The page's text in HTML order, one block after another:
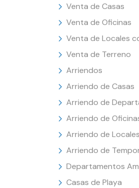
Venta de Casas
Venta de Oficinas
Venta de Locales
Venta de Terreno
Arriendos
Arriendo de Casas
Arriendo de
Arriendo de
Arriendo de
Arriendo de
Departamentos
Casas de Playa